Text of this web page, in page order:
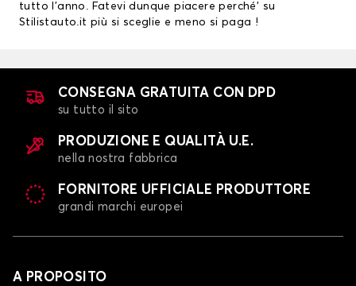
tutto l’anno. Fatevi dunque piacere perché’ su
Stilistauto.it più si sceglie e meno si paga !
CONSEGNA GRATUITA CON DPD
su tutto il sito
PRODUZIONE E QUALITÀ U.E.
nella nostra fabbrica
FORNITORE UFFICIALE PRODUTTORE
grandi marchi europei
A PROPOSITO